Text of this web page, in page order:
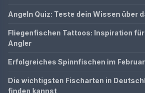
Angeln Quiz: Teste dein Wissen über
Fliegenfischen Tattoos: Inspiration
Angler
Erfolgreiches Spinnfischen im
Die wichtigsten Fischarten in
finden kannst